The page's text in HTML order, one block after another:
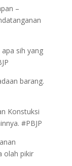
–
sih yang
barang.
Konstuksi
#PBJP
olah pikir